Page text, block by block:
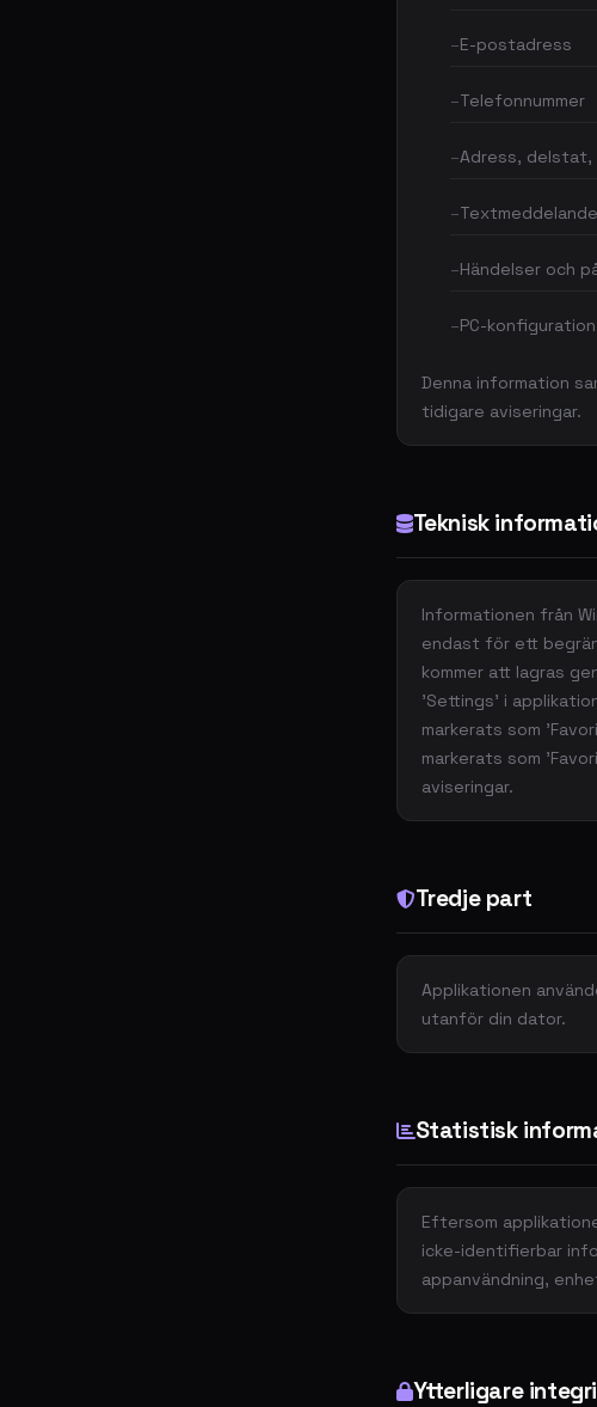
E-postadress
Telefonnummer
Adress, delstat,
Händelser och
PC-
Denna information
tidigare aviseringar.
Teknisk
Informationen från
endast för ett
kommer att lagras
'Settings' i
markerats som
markerats som
aviseringar.
Tredje part
Applikationen
utanför din dator.
Statistisk
Eftersom
icke-identifierbar
appanvändning,
Ytterligare